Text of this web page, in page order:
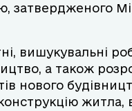
вишукувальні
а також
нового
житла,